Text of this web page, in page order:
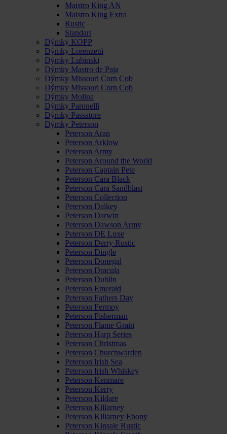
Maistro King AN
Maistro King Extra
Rustic
Standart
Dýmky KOPP
Dýmky Lorenzetti
Dýmky Lubinski
Dýmky Mastro de Paja
Dýmky Missouri Corn Cob
Dýmky Missouri Corn Cob
Dýmky Molina
Dýmky Paronelli
Dýmky Passatore
Dýmky Peterson
Peterson Aran
Peterson Arklow
Peterson Army
Peterson Around the World
Peterson Captain Pete
Peterson Cara Black
Peterson Cara Sandblast
Peterson Collection
Peterson Dalkey
Peterson Darwin
Peterson Dawson Army
Peterson DE Luxe
Peterson Derry Rustic
Peterson Dingle
Peterson Donegal
Peterson Dracula
Peterson Dublin
Peterson Emerald
Peterson Fathers Day
Peterson Fermoy
Peterson Fisherman
Peterson Flame Grain
Peterson Harp Series
Peterson Christmas
Peterson Churchwarden
Peterson Irish Sea
Peterson Irish Whiskey
Peterson Kenmare
Peterson Kerry
Peterson Kildare
Peterson Killarney
Peterson Killarney Ebony
Peterson Kinsale Rustic